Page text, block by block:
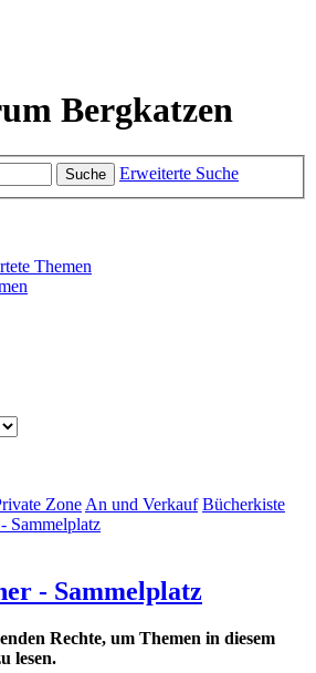
Bergkatzen
Suche Erweiterte Suche
Themen
ZoneAn und Verkauf Bücherkiste
Sammelplatz
- Sammelplatz
Rechte, um Themen in diesem
lesen.